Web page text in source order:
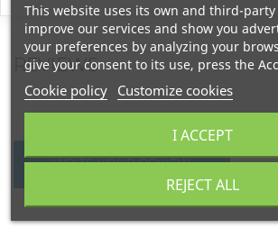
REVIEWS
WRITE YOUR REVIEW
This website uses its own and third-party
improve our services and show you
your preferences by analyzing your
give your consent to its use, press the
Cookie policy Customize cookies
REJECT ALL
I ACCEPT